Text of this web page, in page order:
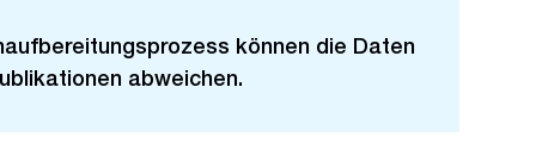
können die Daten
abweichen.